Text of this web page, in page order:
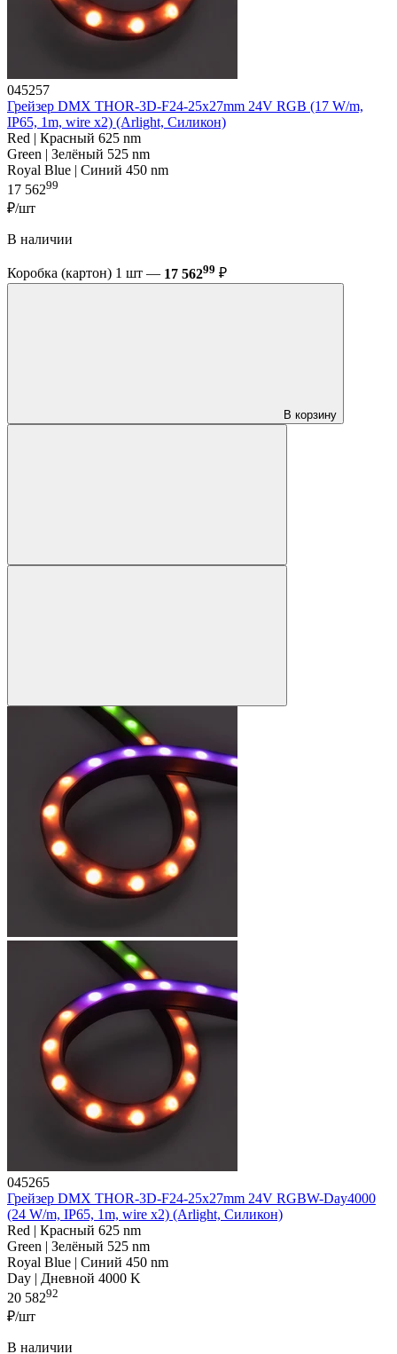
045257
Грейзер DMX THOR-3D-F24-25x27mm 24V RGB (17 W/m,
IP65, 1m, wire x2) (Arlight, Силикон)
Red | Красный 625 nm
Green | Зелёный 525 nm
Royal Blue | Синий 450 nm
17 56299
₽/шт
В наличии
Коробка (картон) 1 шт — 17 56299 ₽
В корзину
045265
Грейзер DMX THOR-3D-F24-25x27mm 24V RGBW-Day4000
(24 W/m, IP65, 1m, wire x2) (Arlight, Силикон)
Red | Красный 625 nm
Green | Зелёный 525 nm
Royal Blue | Синий 450 nm
Day | Дневной 4000 K
20 58292
₽/шт
В наличии